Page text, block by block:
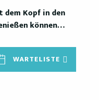
dem Kopf in den
können…
WARTELISTE